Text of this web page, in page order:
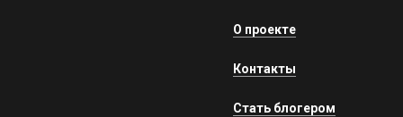
О проекте
Контакты
Стать блогером